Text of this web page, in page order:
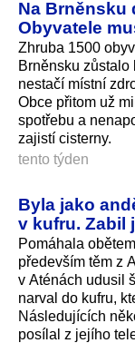
Na Brněnsku
Obyvatele
Zhruba 1500
Brněnsku
nestačí místní
Obce přitom už
spotřebu a
zajistí cisterny.
tento týden
Byla jako
v kufru. Zabil
Pomáhala
především těm z
v Aténách udusil
narval do kufru,
Následujících
posílal z jejího